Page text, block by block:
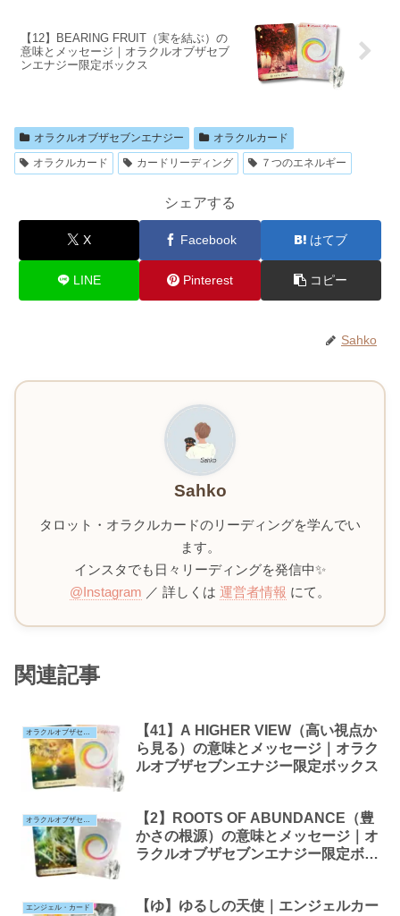
【12】BEARING FRUIT（実を結ぶ）の
意味とメッセージ｜オラクルオブザセブ
ンエナジー限定ボックス
オラクルオブザセブンエナジー
オラクルカード
オラクルカード
カードリーディング ７つのエネルギー
シェアする
X Facebook はてブ
LINE Pinterest コピー
Sahko
Sahko
タロット・オラクルカードのリーディングを学んでい
ます。
インスタでも日々リーディングを発信中✨
@Instagram ／ 詳しくは 運営者情報 にて。
関連記事
オラクルオブザセブンエナジー
【41】A HIGHER VIEW（高い視点か
ら見る）の意味とメッセージ｜オラク
ルオブザセブンエナジー限定ボックス
オラクルオブザセブンエナジー
【2】ROOTS OF ABUNDANCE（豊
かさの根源）の意味とメッセージ｜オ
ラクルオブザセブンエナジー限定ボッ
エンジェル・カード
【ゆ】ゆるしの天使｜エンジェルカー